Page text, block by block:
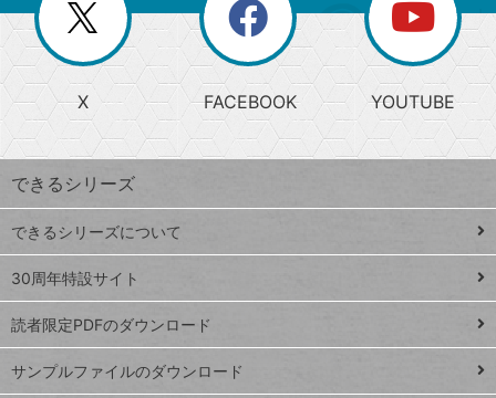
じ
る
search
検
索
上
昇
ワ
ー
ド
Google
スプレ
ッドシ
ート
iPhone
VLOOKUP
閉
じ
る
ー
か
ら
探
す
ト
ッ
プ
ペ
ジ
X FACEBOOK YOUTUBE
できるシリーズ
できるシリーズについて
30周年特設サイト
読者限定PDFのダウンロード
サンプルファイルのダウンロード